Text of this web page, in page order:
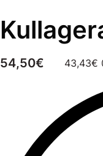
54,50€ 43,43€